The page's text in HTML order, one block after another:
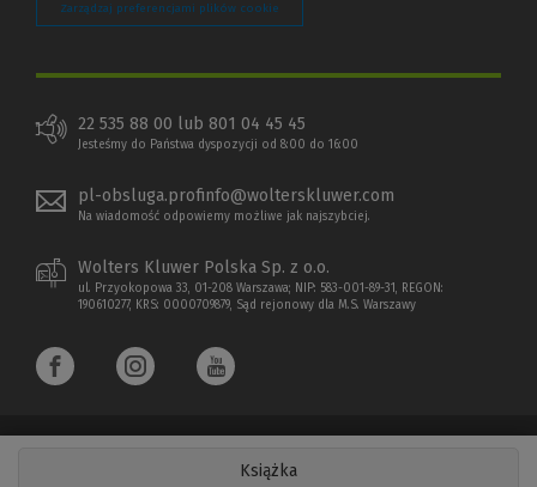
Książka
Zarządzaj preferencjami plików cookie
22 535 88 00 lub 801 04 45 45
Jesteśmy do Państwa dyspozycji od 8:00 do 16:00
pl-obsluga.profinfo@wolterskluwer.com
Na wiadomość odpowiemy możliwe jak najszybciej.
Wolters Kluwer Polska Sp. z o.o.
ul. Przyokopowa 33, 01-208 Warszawa; NIP: 583-001-89-31, REGON:
190610277, KRS: 0000709879, Sąd rejonowy dla M.S. Warszawy